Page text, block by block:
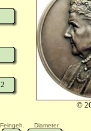
©
Feingeh. Diameter